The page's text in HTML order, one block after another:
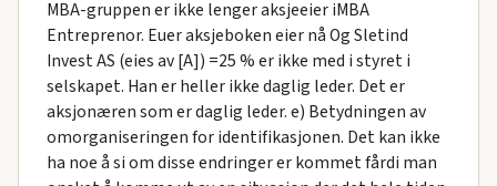
MBA-gruppen er ikke lenger aksjeeier iMBA
Entreprenor. Euer aksjeboken eier nå Og Sletind
Invest AS (eies av [A]) =25 % er ikke med i styret i
selskapet. Han er heller ikke daglig leder. Det er
aksjonæren som er daglig leder. e) Betydningen av
omorganiseringen for identifikasjonen. Det kan ikke
ha noe å si om disse endringer er kommet fårdi man